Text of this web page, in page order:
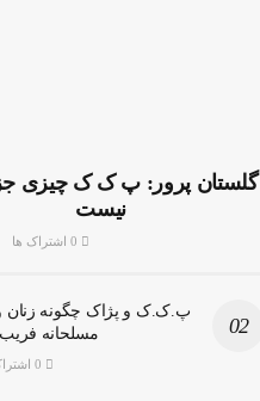
گلستان پرور: پ ک ک چیزی
نیست
پ.ک.ک و پژاک چگونه زنان و
مسلحانه